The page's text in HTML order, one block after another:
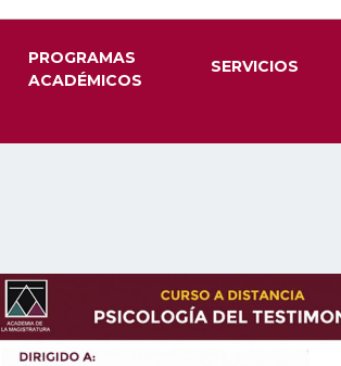
PROGRAMAS
ACADÉMICOS
SERVICIOS